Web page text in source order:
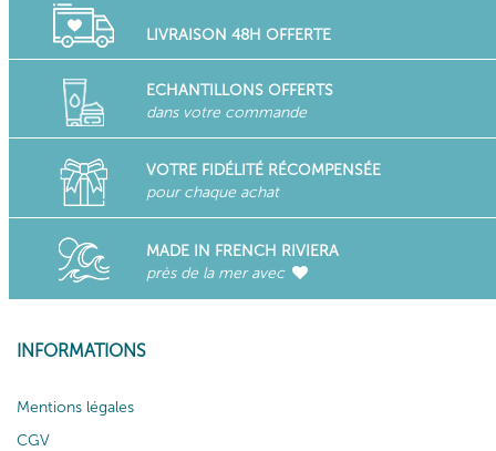
LIVRAISON 48H OFFERTE
ECHANTILLONS OFFERTS
dans votre commande
VOTRE FIDÉLITÉ RÉCOMPENSÉE
pour chaque achat
MADE IN FRENCH RIVIERA
près de la mer avec
INFORMATIONS
Mentions légales
CGV